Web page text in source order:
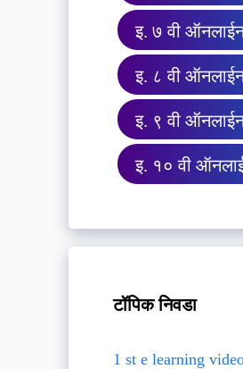
इ. ७ वी
इ. ८ वी
इ. ९ वी
इ. १० वी
टॉपिक निवडा
1 st e learning